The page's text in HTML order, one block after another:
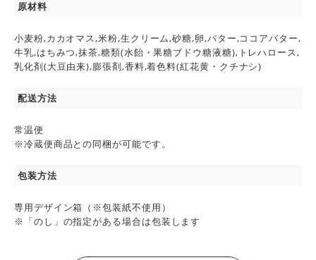
原材料
小麦粉,カカオマス,米粉,生クリーム,砂糖,卵,バター,ココアバター,
牛乳,はちみつ,抹茶,糖類(水飴・果糖ブドウ糖液糖),トレハロース,
乳化剤(大豆由来),膨張剤,香料,着色料(紅花黄・クチナシ)
配送方法
常温便
※冷蔵便商品との同梱が可能です。
包装方法
専用デザイン箱（※包装紙不使用）
※「のし」の指定がある場合は包装します